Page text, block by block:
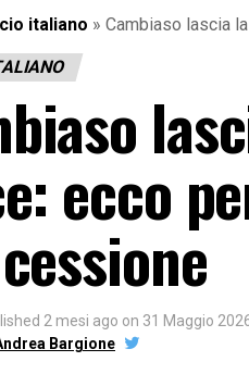
italiano » Cambiaso lascia
ecco
2 mesi ago on 31 Maggio
Bargione